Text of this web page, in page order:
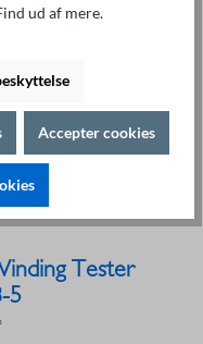
korona,
Host, RS232,
analyse
Tester
5
ud af mere.
Accepter cookies